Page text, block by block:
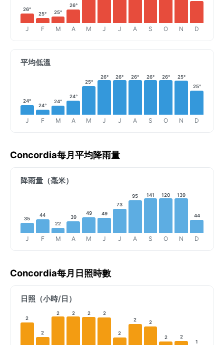
26°
J
25°
F
25°
M
26°
A M J J A S O N D
平均低溫
24°
J
24°
F
24°
M
24°
A
25°
M
26°
J
26°
J
26°
A
26°
S
26°
O
25°
N
25°
D
Concordia每月平均降雨量
降雨量（毫米）
35
J
44
F
22
M
39
A
49
M
49
J
73
J
95
A
141
S
120
O
139
N
44
D
Concordia每月日照時數
日照（小時/日）
2
2
2 2 2 2
2
2 2
2 2
1